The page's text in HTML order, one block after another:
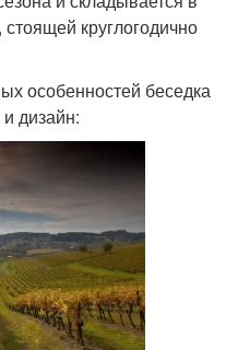
круглогодично
особенностей беседка
дизайн: